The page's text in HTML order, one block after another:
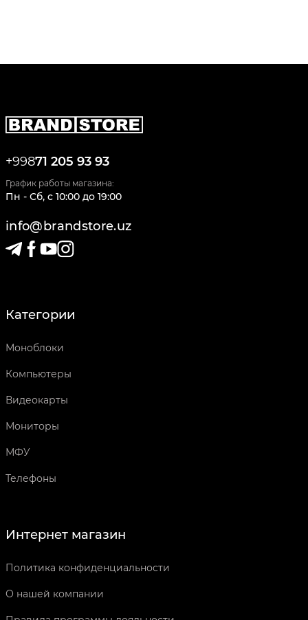
+99871 205 93 93
График работы магазина:
Пн - Сб, c 10:00 до 19:00
info@brandstore.uz
Категории
Моноблоки
Компьютеры
Видеокарты
Мониторы
МФУ
Телефоны
Интернет магазин
Политика конфиденциальности
О нашей компании